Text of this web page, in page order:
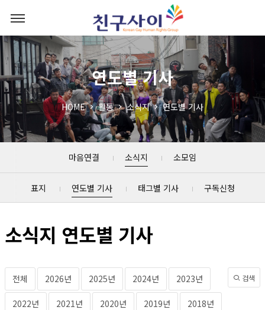
연도별 기사
HOME 활동 소식지 연도별 기사
마음연결 소식지 소모임
표지 연도별 기사 태그별 기사 구독신청
소식지 연도별 기사
전체 2026년 2025년 2024년 2023년
2022년 2021년 2020년 2019년 2018년
검색